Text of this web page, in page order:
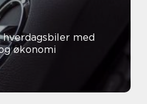
med
økonomi